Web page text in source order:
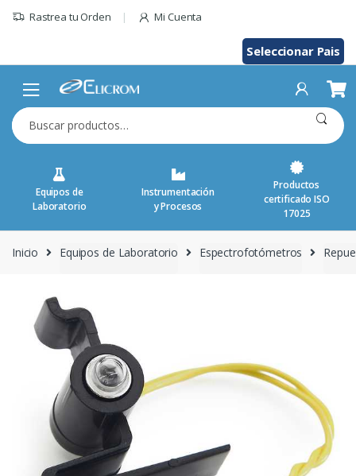
Rastrea tu Orden Mi Cuenta
Seleccionar Pais
Buscar
por:
Equipos de
Laboratorio
Instrumentación
y Procesos
Productos
certificado ISO
17025
Inicio Equipos de Laboratorio Espectrofotómetros